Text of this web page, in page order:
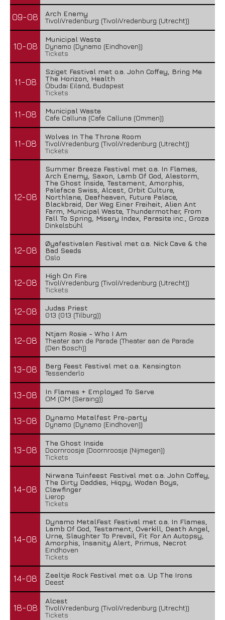
09-08
Arch Enemy
TivoliVredenburg (TivoliVredenburg (Utrecht))
10-08
Municipal Waste
Dynamo (Dynamo (Eindhoven))
Tickets
11-08
Sziget Festival met o.a. John Coffey, Bring Me
The Horizon, Health
Óbudai Eiland, Budapest
Tickets
11-08
Municipal Waste
Cafe Calluna (Cafe Calluna (Ommen))
11-08
Wolves In The Throne Room
TivoliVredenburg (TivoliVredenburg (Utrecht))
Tickets
12-08
Summer Breeze Festival met o.a. In Flames,
Arch Enemy, Saxon, Lamb Of God, Alestorm,
The Ghost Inside, Testament, Amorphis,
Paleface Swiss, Alcest, Orbit Culture,
Northlane, Deafheaven, Future Palace,
Blackbraid, Der Weg Einer Freiheit, Alien Ant
Farm, Municipal Waste, Thundermother, From
Fall To Spring, Misery Index, Parasite inc., Groza
Dinkelsbühl
12-08
Øyafestivalen Festival met o.a. Nick Cave & the
Bad Seeds
Oslo
12-08
High On Fire
TivoliVredenburg (TivoliVredenburg (Utrecht))
Tickets
12-08
Judas Priest
013 (013 (Tilburg))
12-08
Ntjam Rosie - Who I Am
Theater aan de Parade (Theater aan de Parade
(Den Bosch))
13-08
Berg Feest Festival met o.a. Kensington
Tessenderlo
13-08
In Flames + Employed To Serve
OM (OM (Seraing))
13-08
Dynamo Metalfest Pre-party
Dynamo (Dynamo (Eindhoven))
13-08
The Ghost Inside
Doornroosje (Doornroosje (Nijmegen))
Tickets
14-08
Nirwana Tuinfeest Festival met o.a. John Coffey,
The Dirty Daddies, Hiqpy, Wodan Boys,
Clawfinger
Lierop
Tickets
14-08
Dynamo MetalFest Festival met o.a. In Flames,
Lamb Of God, Testament, Overkill, Death Angel,
Urne, Slaughter To Prevail, Fit For An Autopsy,
Amorphis, Insanity Alert, Primus, Necrot
Eindhoven
Tickets
14-08
Zeeltje Rock Festival met o.a. Up The Irons
Deest
18-08
Alcest
TivoliVredenburg (TivoliVredenburg (Utrecht))
Tickets